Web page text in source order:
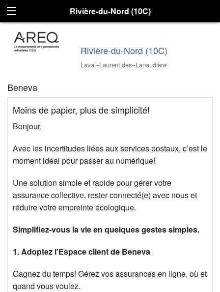
Rivière-du-Nord (10C)
Rivière-du-Nord (10C)
Laval–Laurentides–Lanaudière
Beneva
Moins de papier, plus de simplicité!
Bonjour,
Avec les incertitudes liées aux services postaux, c’est le
moment idéal pour passer au numérique!
Une solution simple et rapide pour gérer votre
assurance collective, rester connecté(e) avec nous et
réduire votre empreinte écologique.
Simplifiez-vous la vie en quelques gestes simples.
1. Adoptez l’Espace client de Beneva
Gagnez du temps! Gérez vos assurances en ligne, où et
quand vous voulez.